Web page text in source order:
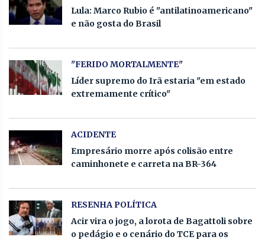
Lula: Marco Rubio é "antilatinoamericano"
e não gosta do Brasil
"FERIDO MORTALMENTE"
Líder supremo do Irã estaria "em estado
extremamente crítico"
ACIDENTE
Empresário morre após colisão entre
caminhonete e carreta na BR-364
RESENHA POLÍTICA
Acir vira o jogo, a lorota de Bagattoli sobre
o pedágio e o cenário do TCE para os